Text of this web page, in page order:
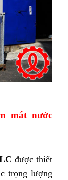
mát nước
được thiết
trọng lượng